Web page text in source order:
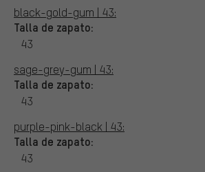
black-gold-gum | 43:
Talla de zapato:
43
sage-grey-gum | 43:
Talla de zapato:
43
purple-pink-black | 43:
Talla de zapato:
43